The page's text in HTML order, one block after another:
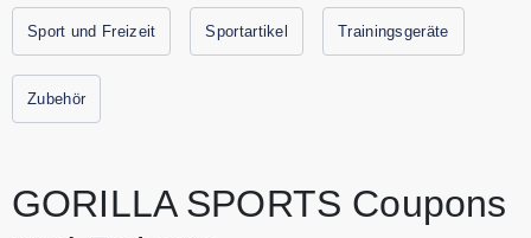
Gutscheine.codes mit den aktuellen Gutscheinen und
Rabattaktionen von GORILLA SPORTS.
Sport und Freizeit Sportartikel Trainingsgeräte
Zubehör
GORILLA SPORTS Coupons